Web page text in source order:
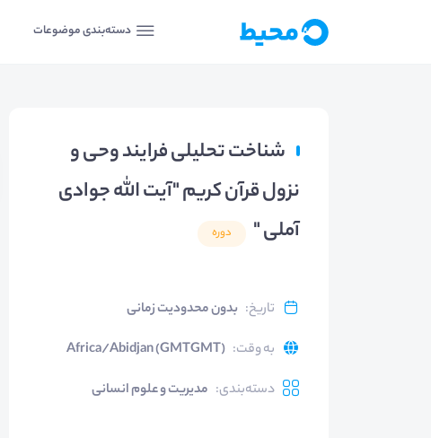
دسته‌بندی موضوعات
شناخت تحلیلی فرایند وحی و
نزول قرآن کریم "آیت الله جوادی
آملی "
دوره
تاریخ: بدون محدودیت زمانی
به وقت:
Africa/Abidjan (GMTGMT)
دسته‌بندی: مدیریت و علوم انسانی